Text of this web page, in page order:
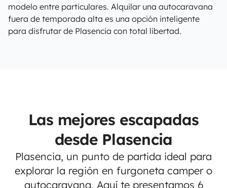
modelo entre particulares. Alquilar una autocaravana
fuera de temporada alta es una opción inteligente
para disfrutar de Plasencia con total libertad.
Las mejores escapadas
desde Plasencia
Plasencia, un punto de partida ideal para
explorar la región en furgoneta camper o
autocaravana. Aquí te presentamos 6